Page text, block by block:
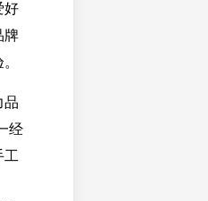
好
牌
品
经
工